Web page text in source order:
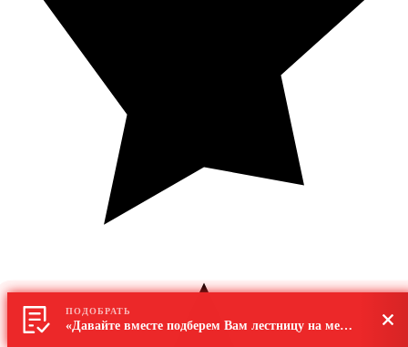
ПОДОБРАТЬ
«Давайте вместе подберем Вам лестницу на металлокаркасе»